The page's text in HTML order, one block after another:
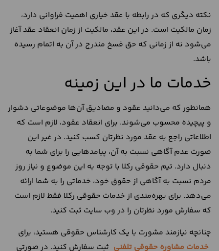
نکته دیگری که در رابطه با عقد خیاری اهمیت فراوانی دارد،
زمان مالکیت است. در این عقد، مالکیت از زمان انعقاد عقد آغاز
می‌شود نه از زمانی که حق فسخ مندرج در آن به اتمام رسیده
باشد.
خدمات ما در این زمینه
همانطور که می‌دانید عقود و مصادیق آن‌ها موضوعاتی دشوار
و پیچیده محسوب می‌شوند. برای انعقاد عقود، لازم است که
اطلاعاتی راجع به عقد مورد نظرتان کسب کنید. در غیر این
صورت عدم آگاهی نسبت به آن، پیامدهایی را برای شما به
دنبال دارد. تیم حقوقی رکلا با توجه به این موضوع و نیاز روز
مردم نسبت به آگاهی از حقوق خود، خدماتی را به شما ارائه
می‌دهد. برای بهره‌مندی از خدمات حقوقی رکلا فقط لازم است
که سفارش مورد نظرتان را در وب سایت ثبت کنید.
چنانچه نیازمند مشورت با یک کارشناس حقوقی هستید، برای
خدمات مشاوره حقوقی تلفنی ثبت سفارش کنید. در صورتی